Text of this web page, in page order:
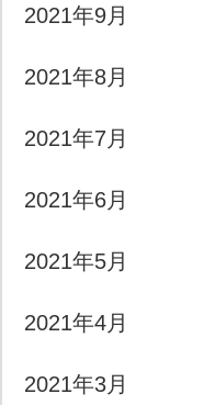
2021年9月
2021年8月
2021年7月
2021年6月
2021年5月
2021年4月
2021年3月